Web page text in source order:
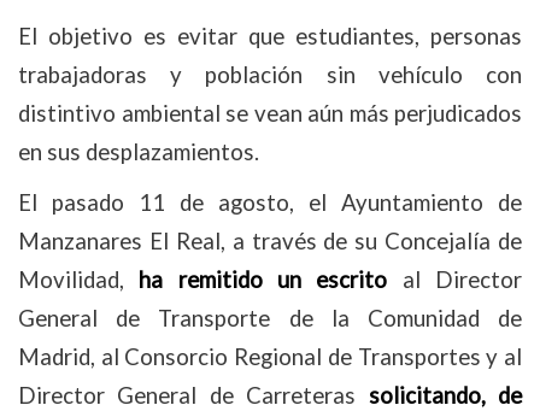
El objetivo es evitar que estudiantes, personas
trabajadoras y población sin vehículo con
distintivo ambiental se vean aún más perjudicados
en sus desplazamientos.
El pasado 11 de agosto, el Ayuntamiento de
Manzanares El Real, a través de su Concejalía de
Movilidad, ha remitido un escrito al Director
General de Transporte de la Comunidad de
Madrid, al Consorcio Regional de Transportes y al
Director General de Carreteras solicitando, de